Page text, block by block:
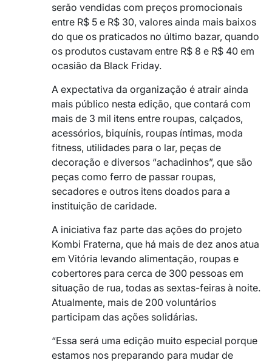
serão vendidas com preços promocionais
entre R$ 5 e R$ 30, valores ainda mais baixos
do que os praticados no último bazar, quando
os produtos custavam entre R$ 8 e R$ 40 em
ocasião da Black Friday.
A expectativa da organização é atrair ainda
mais público nesta edição, que contará com
mais de 3 mil itens entre roupas, calçados,
acessórios, biquínis, roupas íntimas, moda
fitness, utilidades para o lar, peças de
decoração e diversos “achadinhos”, que são
peças como ferro de passar roupas,
secadores e outros itens doados para a
instituição de caridade.
A iniciativa faz parte das ações do projeto
Kombi Fraterna, que há mais de dez anos atua
em Vitória levando alimentação, roupas e
cobertores para cerca de 300 pessoas em
situação de rua, todas as sextas-feiras à noite.
Atualmente, mais de 200 voluntários
participam das ações solidárias.
“Essa será uma edição muito especial porque
estamos nos preparando para mudar de